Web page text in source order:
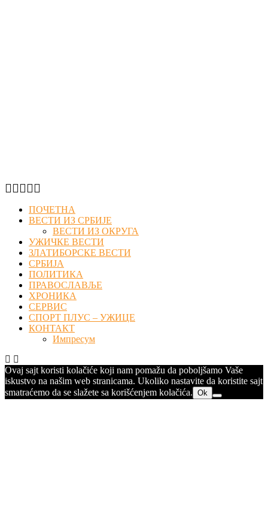
Facebook
Twitter
Instagram
Youtube
ПОЧЕТНА
ВЕСТИ ИЗ СРБИЈЕ
ВЕСТИ ИЗ ОКРУГА
УЖИЧКЕ ВЕСТИ
ЗЛАТИБОРСКЕ ВЕСТИ
СРБИЈА
ПОЛИТИКА
ПРАВОСЛАВЉЕ
ХРОНИКА
СЕРВИС
СПОРТ ПЛУС – УЖИЦЕ
КОНТАКТ
Импресум
Ovaj sajt koristi kolačiće koji nam pomažu da poboljšamo Vaše
iskustvo na našim web stranicama. Ukoliko nastavite da koristite sajt
smatraćemo da se slažete sa korišćenjem kolačića. Ok